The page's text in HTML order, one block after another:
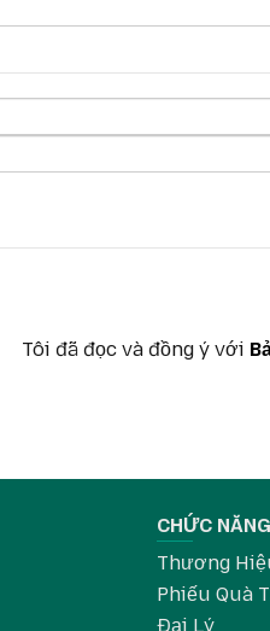
Tôi đã đọc và đồng ý với
CHỨC
Thương
Phiếu Quà
Đại Lý